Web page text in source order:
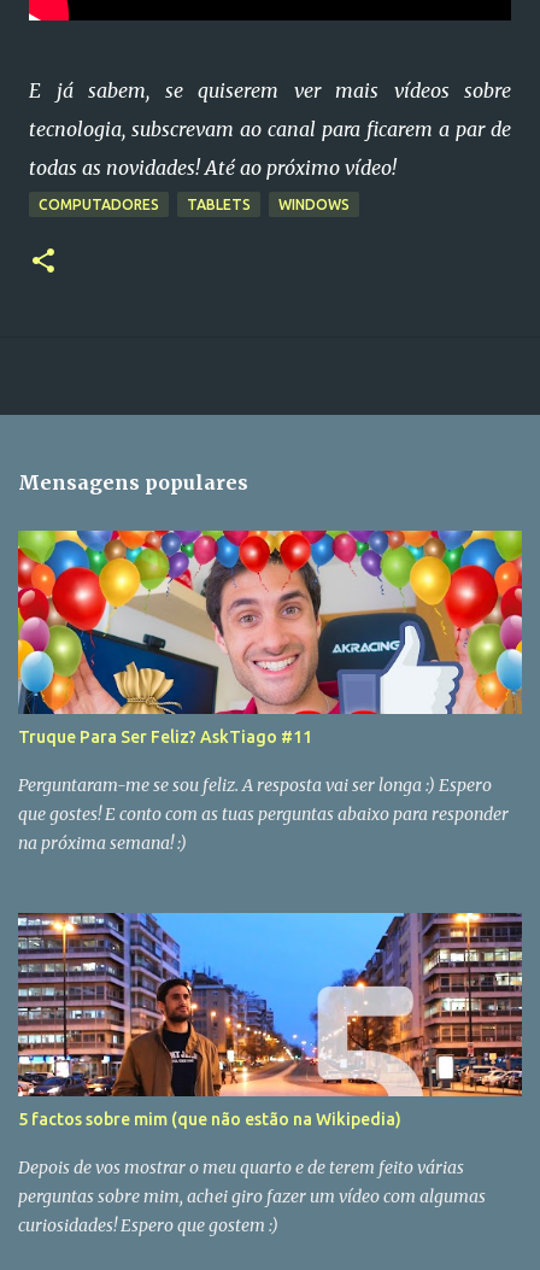
E já sabem, se quiserem ver mais vídeos sobre
tecnologia, subscrevam ao canal para ficarem a par de
todas as novidades! Até ao próximo vídeo!
COMPUTADORES TABLETS WINDOWS
Mensagens populares
Truque Para Ser Feliz? AskTiago #11
Perguntaram-me se sou feliz. A resposta vai ser longa :) Espero
que gostes! E conto com as tuas perguntas abaixo para responder
na próxima semana! :)
5 factos sobre mim (que não estão na Wikipedia)
Depois de vos mostrar o meu quarto e de terem feito várias
perguntas sobre mim, achei giro fazer um vídeo com algumas
curiosidades! Espero que gostem :)